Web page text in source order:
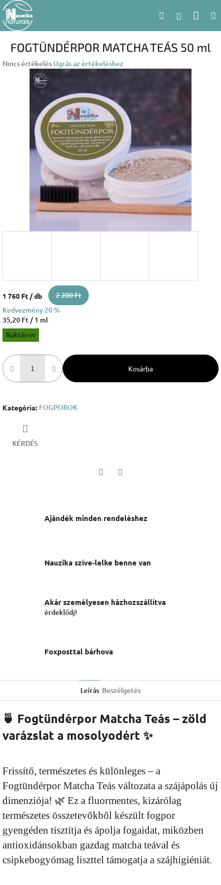
Ugrás
fő
tartalomhoz
Keresés
FOGTÜNDÉRPOR MATCHA TEÁS 50 ml
A
Nincs értékelés Ugrás az értékeléshez
1 760 Ft / db
2 200 Ft
Kedvezmény 20 %
Egységár:
35,20 Ft / 1 ml
Raktáron
Kosárba
Kategória: FOGPOROK
KÉRDÉS
Ajándék minden rendeléshez
Nauzika szíve-lelke benne van
Akár személyesen házhozszállítva
érdeklődj!
Foxposttal bárhova
Leírás Beszélgetés
🍵 Fogtündérpor Matcha Teás – zöld
varázslat a mosolyodért ✨
Frissítő, természetes és különleges – a
Fogtündérpor Matcha Teás változata a szájápolás új
dimenziója! 🌿 Ez a fluormentes, kizárólag
természetes összetevőkből készült fogpor
gyengéden tisztítja és ápolja fogaidat, miközben
antioxidánsokban gazdag matcha teával és
csipkebogyómag liszttel támogatja a szájhigiéniát.